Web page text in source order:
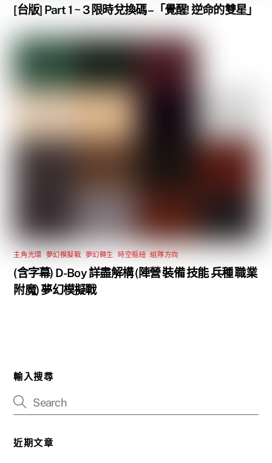
[台版] Part 1 ~ 3 限時兌換碼 –「覺醒! 逆命的雙星」
主角光環 夢幻模擬戰 夢幻轉生 時空樞紐 ,組隊方向
(含字幕) D-Boy 詳盡解構 (陣營 裝備 技能 兵種 職業
附魔) 夢幻模擬戰
輸入搜尋
近期文章